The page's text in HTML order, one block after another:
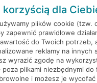
Bankomat
Cash)
18 Bankomat (Planet
Bankomat
Cash)
korzyścią dla
plików cookie (tzw.
zapewnić prawidłowe
do Twoich potrzeb,
reklamy na innych
wyrazić zgodę na
plikami niezbędnymi do
i możesz je wycofać